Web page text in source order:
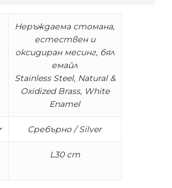
Неръждаема стомана,
естествен и
оксидиран месинг, бял
емайл
Stainless Steel, Natural &
Oxidized Brass, White
Enamel
Сребърно / Silver
L30 cm